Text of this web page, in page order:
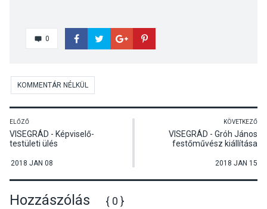
0
KOMMENTÁR NÉLKÜL
ELŐZŐ
VISEGRÁD - Képviselő-
testületi ülés
2018 JAN 08
KÖVETKEZŐ
VISEGRÁD - Gróh János
festőművész kiállítása
2018 JAN 15
Hozzászólás { 0 }